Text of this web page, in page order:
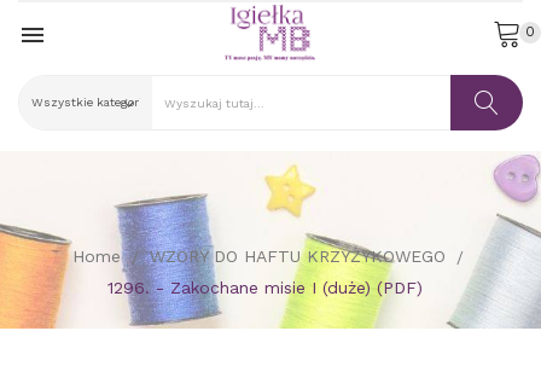
 0
Home
WZORY DO HAFTU KRZYŻYKOWEGO
1296. - Zakochane misie I (duże) (PDF)